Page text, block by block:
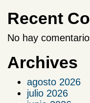
Recent
No hay
Archives
agosto 2026
julio 2026